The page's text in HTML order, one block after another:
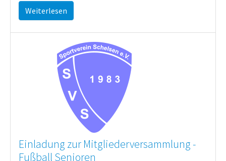
Weiterlesen
Einladung zur Mitgliederversammlung -
Fußball Senioren